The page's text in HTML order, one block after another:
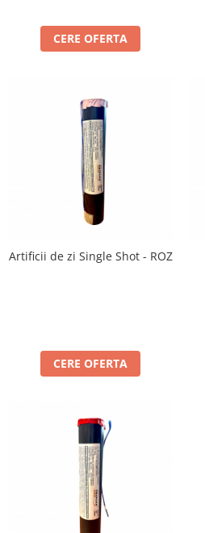
CERE OFERTA
Artificii de zi Single Shot - ROZ
CERE OFERTA